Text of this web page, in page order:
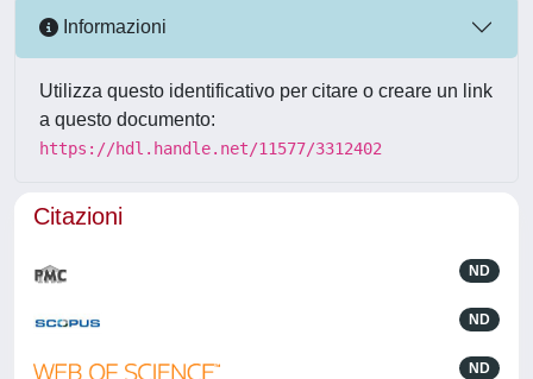
Informazioni
Utilizza questo identificativo per citare o creare un link
a questo documento:
https://hdl.handle.net/11577/3312402
Citazioni
ND
ND
ND